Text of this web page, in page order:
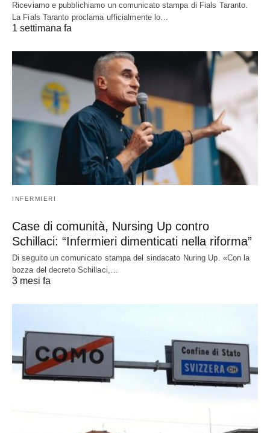
Riceviamo e pubblichiamo un comunicato stampa di Fials Taranto.
La Fials Taranto proclama ufficialmente lo…
1 settimana fa
INFERMIERI
Case di comunità, Nursing Up contro
Schillaci: “Infermieri dimenticati nella riforma”
Di seguito un comunicato stampa del sindacato Nuring Up. «Con la
bozza del decreto Schillaci,…
3 mesi fa